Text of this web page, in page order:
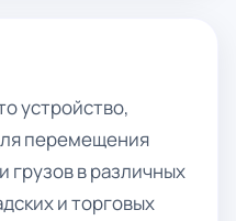
устройство,
перемещения
грузов в различных
и торговых